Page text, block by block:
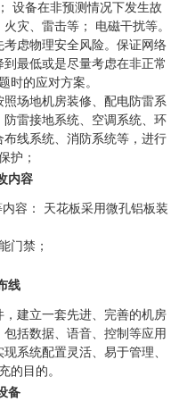
设备在非预测情况下发生故
灾、雷击等； 电磁干扰等。
虑物理安全风险。保证网络
最低或是尽量考虑在非正常
时的应对方案。
场地机房装修、配电防雷系
雷接地系统、空调系统、环
线系统、消防系统等，进行
护；
内容
容： 天花板采用微孔铝板装
门禁；
线
建立一套先进、完善的机房
括数据、语音、控制等应用
系统配置灵活、易于管理、
的目的。
备